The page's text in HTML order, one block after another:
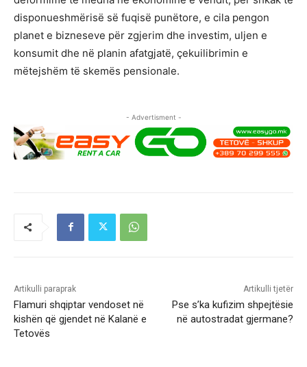
disponueshmërisë së fuqisë punëtore, e cila pengon
planet e bizneseve për zgjerim dhe investim, uljen e
konsumit dhe në planin afatgjatë, çekuilibrimin e
mëtejshëm të skemës pensionale.
- Advertisment -
Artikulli paraprak
Flamuri shqiptar vendoset në
kishën që gjendet në Kalanë e
Tetovës
Artikulli tjetër
Pse s’ka kufizim shpejtësie
në autostradat gjermane?